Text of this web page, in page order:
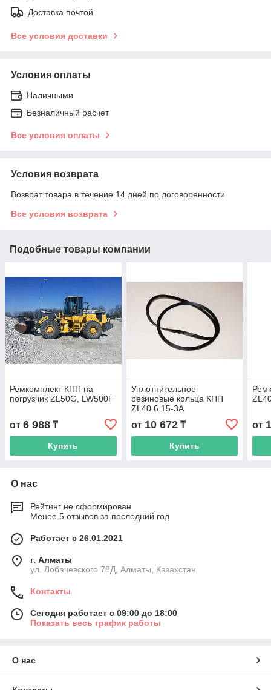
Доставка почтой
Все условия доставки
Условия оплаты
Наличными
Безналичный расчет
Все условия оплаты
Условия возврата
Возврат товара в течение 14 дней по договоренности
Все условия возврата
Подобные товары компании
Ремкомплект КПП на
погрузчик ZL50G, LW500F
от 6 988 ₸
Купить
Уплотнительное
резиновые кольца КПП
ZL40.6.15-3A
от 10 672₸
Купить
от
О нас
Рейтинг не сформирован
Менее 5 отзывов за последний год
Работает с 26.01.2021
г. Алматы
ул. Лобачевского 78Д, Алматы, Казахстан
Контакты
Сегодня работает с 09:00 до 18:00
Показать весь график работы
О нас